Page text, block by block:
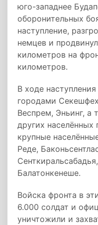
юго-западнее
оборонительных
наступление,
немцев и
километров на
километров.
В ходе
городами
Веспрем, Эньинг, а
других населённых
крупные
Реде,
Балатонкенеше.
Войска фронта в
6.000 солдат и
уничтожили и